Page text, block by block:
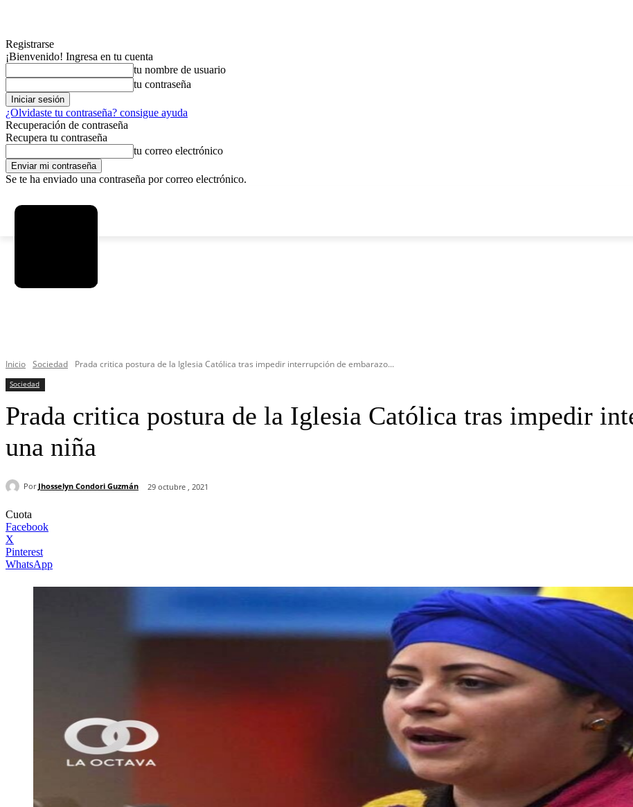
Registrarse
¡Bienvenido! Ingresa en tu cuenta
tu nombre de usuario
tu contraseña
¿Olvidaste tu contraseña? consigue ayuda
Recuperación de contraseña
Recupera tu contraseña
tu correo electrónico
Se te ha enviado una contraseña por correo electrónico.
Inicio Sociedad Prada critica postura de la Iglesia Católica tras impedir interrupción de embarazo...
Sociedad
Prada critica postura de la Iglesia Católica tras impedir
una niña
Por Jhosselyn Condori Guzmán 29 octubre , 2021
Cuota
Facebook
X
Pinterest
WhatsApp